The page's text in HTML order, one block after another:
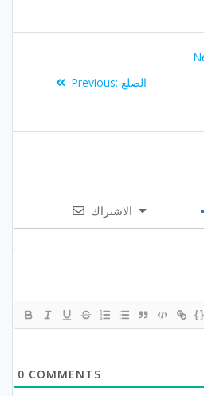
navigation
Previous: Previous
الصلع
الاشتراك
{}
0 COMMENTS